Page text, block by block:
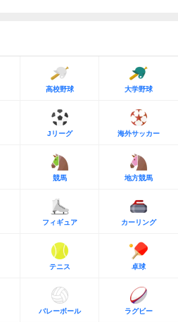
高校野球 大学野球
Jリーグ 海外サッカー
競馬 地方競馬
フィギュア カーリング
テニス 卓球
バレーボール ラグビー